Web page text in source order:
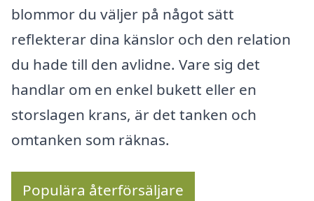
blommor du väljer på något sätt
reflekterar dina känslor och den relation
du hade till den avlidne. Vare sig det
handlar om en enkel bukett eller en
storslagen krans, är det tanken och
omtanken som räknas.
Populära återförsäljare